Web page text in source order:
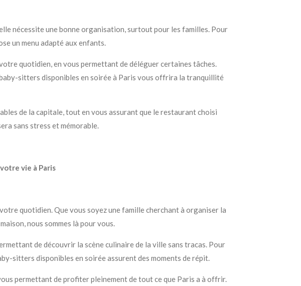
nécessite une bonne organisation, surtout pour les familles. Pour
un menu adapté aux enfants.
quotidien, en vous permettant de déléguer certaines tâches.
sitters disponibles en soirée à Paris vous offrira la tranquillité
de la capitale, tout en vous assurant que le restaurant choisi
sans stress et mémorable.
vie à Paris
quotidien. Que vous soyez une famille cherchant à organiser la
nous sommes là pour vous.
de découvrir la scène culinaire de la ville sans tracas. Pour
sitters disponibles en soirée assurent des moments de répit.
permettant de profiter pleinement de tout ce que Paris a à offrir.